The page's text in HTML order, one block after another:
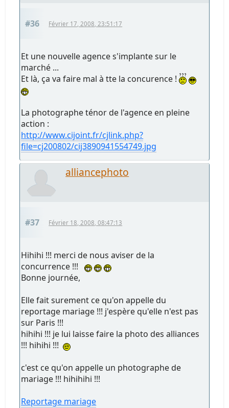
#36 Février 17, 2008, 23:51:17
Et une nouvelle agence s'implante sur le
marché ...
Et là, ça va faire mal à tte la concurence !
La photographe ténor de l'agence en pleine
action :
http://www.cijoint.fr/cjlink.php?
file=cj200802/cij3890941554749.jpg
alliancephoto
#37 Février 18, 2008, 08:47:13
Hihihi !!! merci de nous aviser de la
concurrence !!!
Bonne journée,
Elle fait surement ce qu'on appelle du
reportage mariage !!! j'espère qu'elle n'est pas
sur Paris !!!
hihihi !!! je lui laisse faire la photo des alliances
!!! hihihi !!!
c'est ce qu'on appelle un photographe de
mariage !!! hihihihi !!!
Reportage mariage